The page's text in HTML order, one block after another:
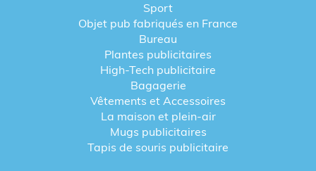
Sport
Objet pub fabriqués en France
Bureau
Plantes publicitaires
High-Tech publicitaire
Bagagerie
Vêtements et Accessoires
La maison et plein-air
Mugs publicitaires
Tapis de souris publicitaire